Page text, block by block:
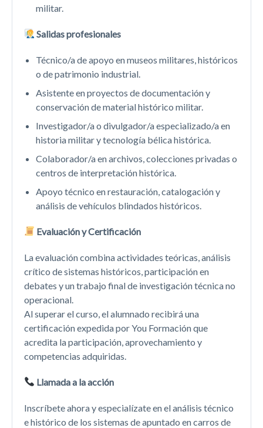
militar.
Salidas profesionales
Técnico/a de apoyo en museos militares, históricos
o de patrimonio industrial.
Asistente en proyectos de documentación y
conservación de material histórico militar.
Investigador/a o divulgador/a especializado/a en
historia militar y tecnología bélica histórica.
Colaborador/a en archivos, colecciones privadas o
centros de interpretación histórica.
Apoyo técnico en restauración, catalogación y
análisis de vehículos blindados históricos.
Evaluación y Certificación
La evaluación combina actividades teóricas, análisis
crítico de sistemas históricos, participación en
debates y un trabajo final de investigación técnica no
operacional.
Al superar el curso, el alumnado recibirá una
certificación expedida por You Formación que
acredita la participación, aprovechamiento y
competencias adquiridas.
Llamada a la acción
Inscríbete ahora y especialízate en el análisis técnico
e histórico de los sistemas de apuntado en carros de